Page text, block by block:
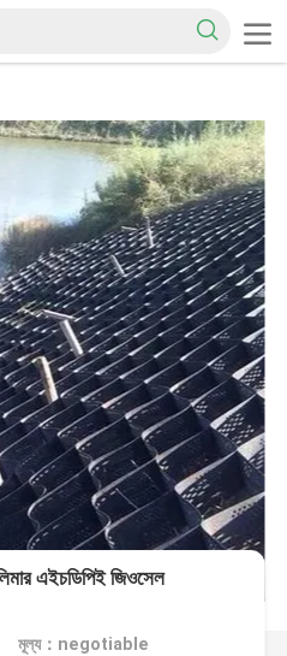
এইচডিপিই জিওসেল
মূল্য：negotiable